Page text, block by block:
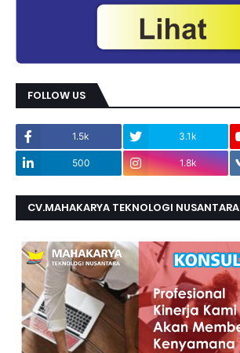
FOLLOW US
1.5k 3.1k
500 1.8k
CV.MAHAKARYA TEKNOLOGI NUSANTARA